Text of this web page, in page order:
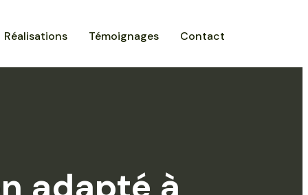
Réalisations Témoignages Contact